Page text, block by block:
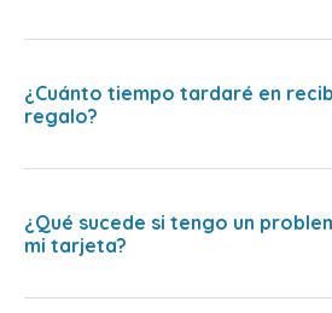
¿Cuánto tiempo tardaré en
regalo?
¿Qué sucede si tengo un
mi tarjeta?